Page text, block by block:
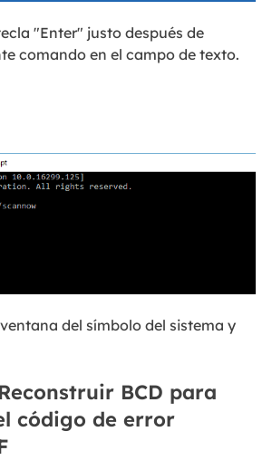
"Enter" justo después de
comando en el campo de texto.
del símbolo del sistema y
BCD para
código de error